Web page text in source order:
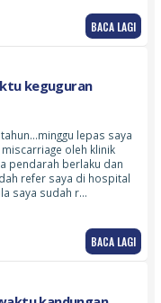
BACA LAGI
keguguran
lepas saya
oleh klinik
pendarah berlaku dan
refer saya di hospital
saya sudah r…
BACA LAGI